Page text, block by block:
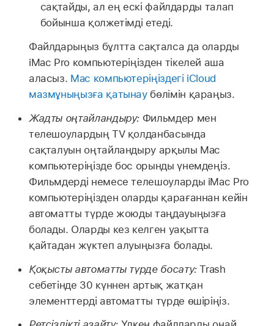
сақтайды, ал ең ескі файлдарды талап
бойынша қолжетімді етеді.
Файлдарыңыз бұлтта сақталса да оларды
iMac Pro компьютеріңізден тікелей аша
аласыз. Mac компьютеріңіздегі iCloud
мазмұныңызға қатынаубөлімін қараңыз.
Жадты оңтайландыру: Фильмдер мен
телешоулардың TV қолданбасында
сақталуын оңтайландыру арқылы Mac
компьютеріңізде бос орынды үнемдеңіз.
Фильмдерді немесе телешоуларды iMac Pro
компьютеріңізден оларды қарағаннан кейін
автоматты түрде жоюды таңдауыңызға
болады. Оларды кез келген уақытта
қайтадан жүктеп алуыңызға болады.
Қоқысты автоматты түрде босату:Trash
себетінде 30 күннен артық жатқан
элементтерді автоматты түрде өшіріңіз.